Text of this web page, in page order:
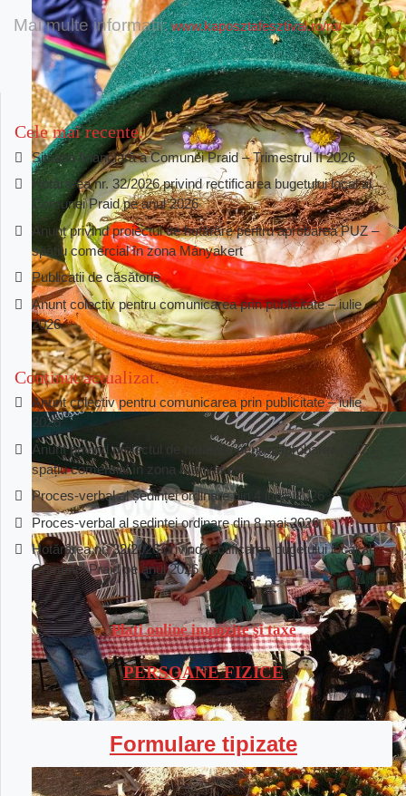
Mai multe informatii: www.kaposztafesztival.ro/ro/
Cele mai recente
Situația financiară a Comunei Praid – Trimestrul II 2026
Hotărârea nr. 32/2026 privind rectificarea bugetului local al
Comunei Praid pe anul 2026
Anunț privind proiectul de hotărâre pentru aprobarea PUZ –
spațiu comercial în zona Mányakert
Publicatii de căsătorie
Anunț colectiv pentru comunicarea prin publicitate – iulie
2026
Conținut actualizat
Anunț colectiv pentru comunicarea prin publicitate – iulie
2026
Anunț privind proiectul de hotărâre pentru aprobarea PUZ –
spațiu comercial în zona Mányakert
Proces-verbal al ședinței ordinare din 4 iunie 2026
Proces-verbal al ședinței ordinare din 8 mai 2026
Hotărârea nr. 32/2026 privind rectificarea bugetului local al
Comunei Praid pe anul 2026
Plati online impozite şi taxe
PERSOANE FIZICE
Formulare tipizate